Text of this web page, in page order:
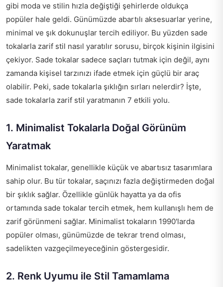
gibi moda ve stilin hızla değiştiği şehirlerde oldukça
popüler hale geldi. Günümüzde abartılı aksesuarlar yerine,
minimal ve şık dokunuşlar tercih ediliyor. Bu yüzden sade
tokalarla zarif stil nasıl yaratılır sorusu, birçok kişinin ilgisini
çekiyor. Sade tokalar sadece saçları tutmak için değil, aynı
zamanda kişisel tarzınızı ifade etmek için güçlü bir araç
olabilir. Peki, sade tokalarla şıklığın sırları nelerdir? İşte,
sade tokalarla zarif stil yaratmanın 7 etkili yolu.
1. Minimalist Tokalarla Doğal Görünüm
Yaratmak
Minimalist tokalar, genellikle küçük ve abartısız tasarımlara
sahip olur. Bu tür tokalar, saçınızı fazla değiştirmeden doğal
bir şıklık sağlar. Özellikle günlük hayatta ya da ofis
ortamında sade tokalar tercih etmek, hem kullanışlı hem de
zarif görünmeni sağlar. Minimalist tokaların 1990'larda
popüler olması, günümüzde de tekrar trend olması,
sadelikten vazgeçilmeyeceğinin göstergesidir.
2. Renk Uyumu ile Stil Tamamlama